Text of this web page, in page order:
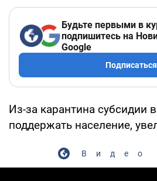
Будьте первыми в
подпишитесь на
Google
Подписаться
Из-за карантина субсидии
поддержать население,
Видео